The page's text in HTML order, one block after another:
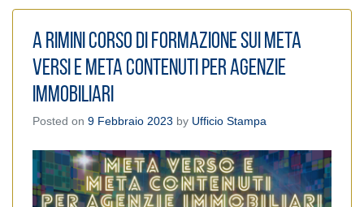
A Rimini corso di formazione sui Meta
versi e Meta Contenuti per agenzie
immobiliari
Posted on 9 Febbraio 2023 by Ufficio Stampa